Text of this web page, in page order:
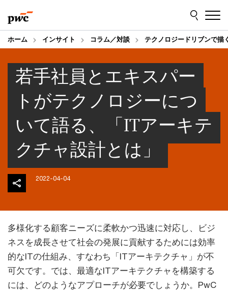
to
content
to
footer
ホーム インサイト コラム／対談 テクノロジードリブンで描
若手社員とエキスパー
トがテクノロジーにつ
いて語る、「ITアーキテ
クチャ設計とは」
2022-04-04
多様化する顧客ニーズに柔軟かつ迅速に対応し、ビジ
ネスを成長させて社会の発展に貢献するためには効率
的なITの仕組み、すなわち「ITアーキテクチャ」が不
可欠です。では、最適なITアーキテクチャを構築する
には、どのようなアプローチが必要でしょうか。PwC